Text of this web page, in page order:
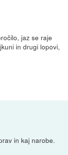
jaz se raje
in drugi lopovi,
in kaj narobe.